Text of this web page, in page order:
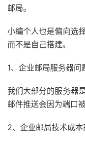
邮局。
小编个人也是偏向选
而不是自己搭建。
1、企业邮局服务器问
我们大部分的服务器
邮件推送会因为端口
2、企业邮局技术成本